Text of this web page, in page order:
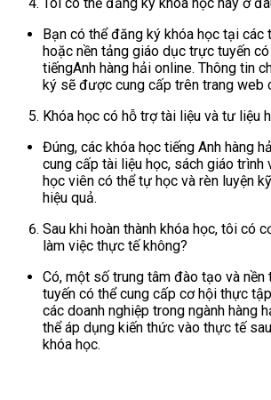
Bạn có thể đăng ký khóa học tại các
hoặc nền tảng giáo dục trực tuyến
tiếngAnh hàng hải online. Thông tin
ký sẽ được cung cấp trên trang web
Khóa học có hỗ trợ tài liệu và tư liệu
Đúng, các khóa học tiếng Anh hàng
cung cấp tài liệu học, sách giáo trình
học viên có thể tự học và rèn luyện
hiệu quả.
Sau khi hoàn thành khóa học, tôi có
làm việc thực tế không?
Có, một số trung tâm đào tạo và
tuyến có thể cung cấp cơ hội thực
các doanh nghiệp trong ngành hàng
thể áp dụng kiến thức vào thực tế
khóa học.